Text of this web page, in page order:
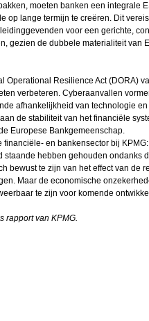
moeten banken een integrale
op lange termijn te creëren. Dit
voor een gerichte,
gezien de dubbele materialiteit van
Operational Resilience Act (DORA)
verbeteren. Cyberaanvallen
afhankelijkheid van technologie
de stabiliteit van het financiële
Europese Bankgemeenschap.
en bankensector bij
staande hebben gehouden ondanks
bewust te zijn van het effect van de
Maar de economische
te zijn voor komende
rapport van KPMG.